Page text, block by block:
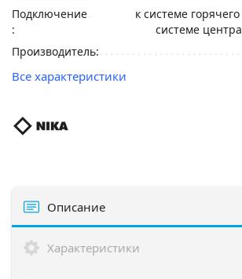
Подключение
:
к системе
системе
Производитель:
Все характеристики
Описание
Характеристики